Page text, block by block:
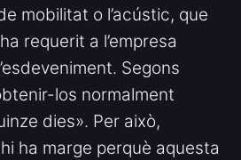
mobilitat o l’acústic, que
requerit a l’empresa
Segons
los normalment
dies». Per això,
ha marge perquè aquesta